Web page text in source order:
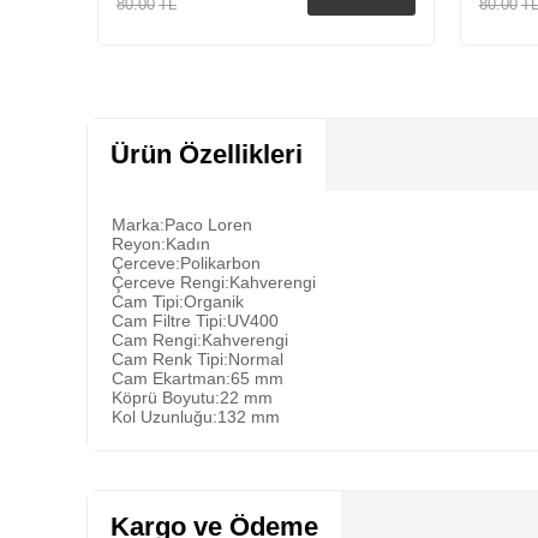
80.00 TL 80.00 TL
Ürün Özellikleri
Marka:Paco Loren
Reyon:Kadın
Çerceve:Polikarbon
Çerceve Rengi:Kahverengi
Cam Tipi:Organik
Cam Filtre Tipi:UV400
Cam Rengi:Kahverengi
Cam Renk Tipi:Normal
Cam Ekartman:65 mm
Köprü Boyutu:22 mm
Kol Uzunluğu:132 mm
Kargo ve Ödeme